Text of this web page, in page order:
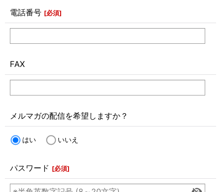
電話番号 [必須]
FAX
メルマガの配信を希望しますか？
はい いいえ
パスワード [必須]